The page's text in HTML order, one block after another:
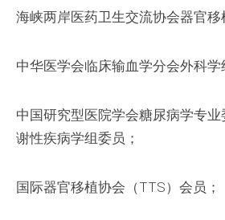
海峡两岸医药卫生交流协会器官移
中华医学会临床输血学分会外科学
中国研究型医院学会糖尿病学专
谢性疾病学组委员；
国际器官移植协会（TTS）会员；